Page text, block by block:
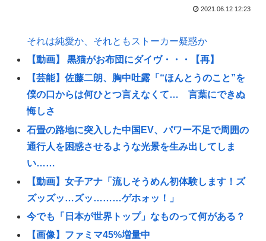
2021.06.12 12:23
それは純愛か、それともストーカー疑惑か
【動画】 黒猫がお布団にダイヴ・・・【再】
【芸能】佐藤二朗、胸中吐露「“ほんとうのこと”を
僕の口からは何ひとつ言えなくて… 言葉にできぬ
悔しさ
石畳の路地に突入した中国EV、パワー不足で周囲の
通行人を困惑させるような光景を生み出してしま
い……
【動画】女子アナ「流しそうめん初体験します！ズ
ズッズッ…ズッ………ゲホォッ！」
今でも「日本が世界トップ」なものって何がある？
【画像】ファミマ45%増量中